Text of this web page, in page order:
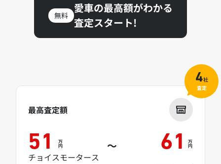
無料
愛車の最高額がわかる
査定スタート!
最高査定額
51 万
円 ～ 61 万
円
チョイスモータース
4社
査定